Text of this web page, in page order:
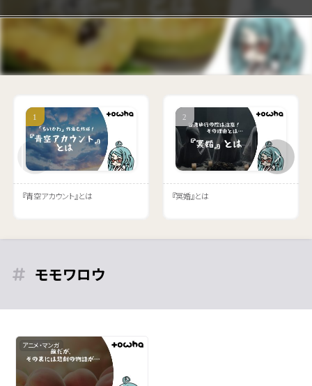
『青空アカウント』とは 『冥婚』とは
モモワロウ
アニメ・マンガ